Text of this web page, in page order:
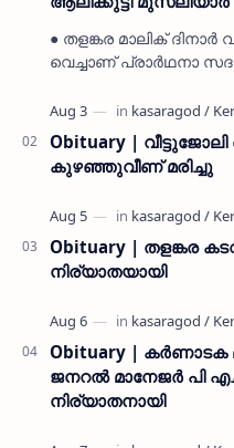
● തളങ്കര മാലിക്
വെച്ചാണ് പ്രാർഥനാ
നൽകി കാസ…
Obituary |
കുഴഞ്ഞുവീണ് മരിച്ചു
Obituary | തളങ്കര
നിര്യാതയായി
Obituary |
ജനറൽ മാനേജർ പി
നിര്യാതനായി